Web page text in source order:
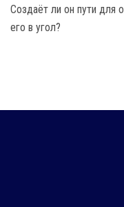
Создаёт ли он пути для
его в угол?